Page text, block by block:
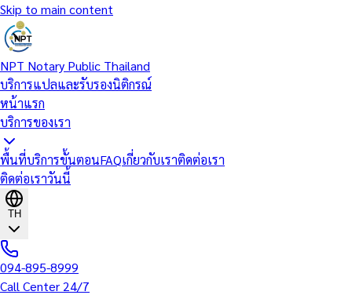
Skip to main content
NPT Notary Public Thailand
บริการแปลและรับรองนิติกรณ์
หน้าแรก
บริการของเรา
พื้นที่บริการขั้นตอนFAQเกี่ยวกับเราติดต่อเรา
ติดต่อเราวันนี้
TH
094-895-8999
Call Center 24/7